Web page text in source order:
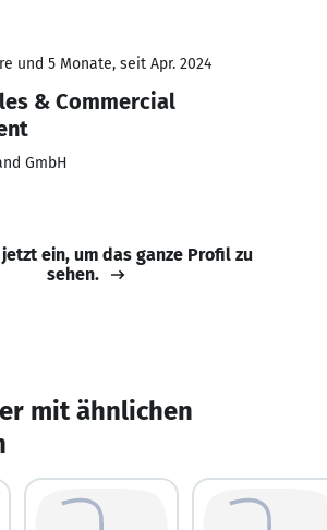
und 5 Monate, seit Apr. 2024
& Commercial
GmbH
jetzt ein, um das ganze Profil zu
sehen.
mit ähnlichen